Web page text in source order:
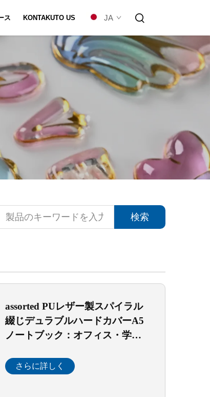
イズ
ス KONTAKUTO US JA
検索
assorted PUレザー製スパイラル
綴じデュラブルハードカバーA5
ノートブック：オフィス・学
イアリーバンドル（マルチカラ
さらに詳しく